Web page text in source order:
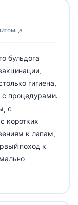
бульдога
гигиена,
с процедурами.
с
коротких
к лапам,
поход к